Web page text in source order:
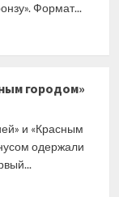
Формат...
городом»
и «Красным
одержали